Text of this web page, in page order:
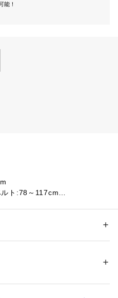
能！
ト:78～117cm
シーンまで多目的に利用可能
ートメント